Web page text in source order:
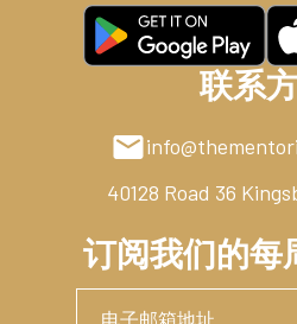
联系
40128 Road 36
订阅我们的每